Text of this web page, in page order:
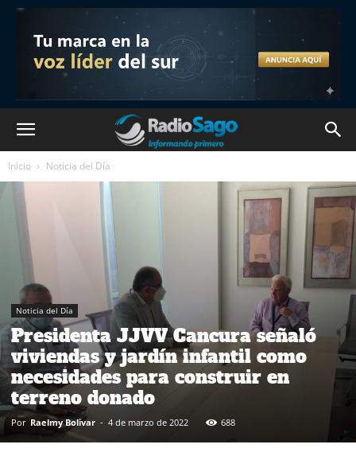
Inicio Noticia del Día
Noticia del Día
Presidenta JJVV Cancura señaló
viviendas y jardín infantil como
necesidades para construir en
terreno donado
Por Raelmy Bolivar - 4 de marzo de 2022 688